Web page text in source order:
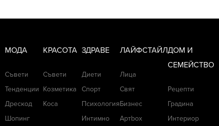
МОДА
Съвети
Тенденции
Дрескод
Шопинг
КРАСОТА
Съвети
Козметика
Коса
ЗДРАВЕ
Диети
Спорт
Психология
Интимно
ЛАЙФСТАЙЛ
Лица
Свят
Бизнес
Артbox
ДОМ И
СЕМЕЙСТВО
Рецепти
Градина
Интериор